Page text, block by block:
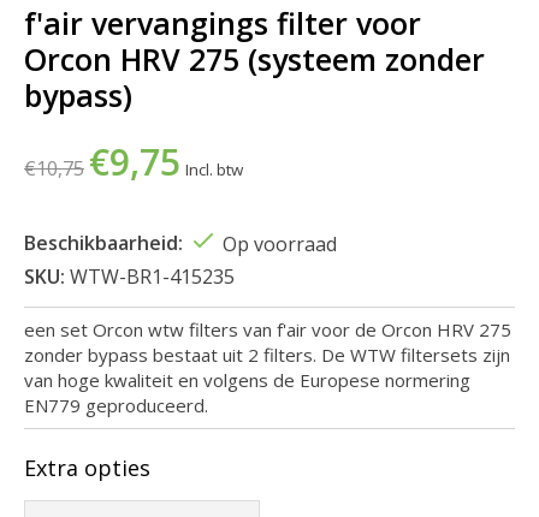
f'air vervangings filter voor
Orcon HRV 275 (systeem zonder
bypass)
€10,75 €9,75 Incl. btw
Beschikbaarheid:
Op voorraad
SKU: WTW-BR1-415235
een set Orcon wtw filters van f'air voor de Orcon HRV 275
zonder bypass bestaat uit 2 filters. De WTW filtersets zijn
van hoge kwaliteit en volgens de Europese normering
EN779 geproduceerd.
Extra opties